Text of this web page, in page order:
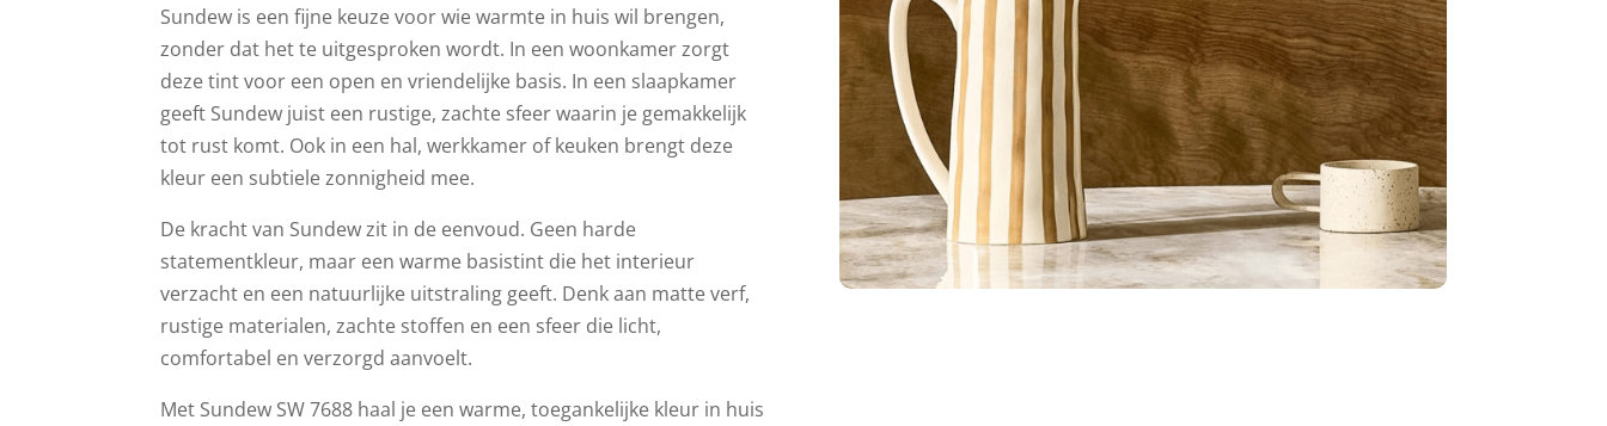
Sundew is een fijne keuze voor wie warmte in huis wil brengen,
zonder dat het te uitgesproken wordt. In een woonkamer zorgt
deze tint voor een open en vriendelijke basis. In een slaapkamer
geeft Sundew juist een rustige, zachte sfeer waarin je gemakkelijk
tot rust komt. Ook in een hal, werkkamer of keuken brengt deze
kleur een subtiele zonnigheid mee.
De kracht van Sundew zit in de eenvoud. Geen harde
statementkleur, maar een warme basistint die het interieur
verzacht en een natuurlijke uitstraling geeft. Denk aan matte verf,
rustige materialen, zachte stoffen en een sfeer die licht,
comfortabel en verzorgd aanvoelt.
Met Sundew SW 7688 haal je een warme, toegankelijke kleur in huis